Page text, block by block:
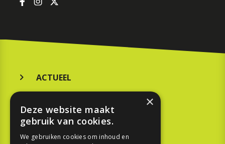
ACTUEEL
KOOPGIDS
TESTEN
×
Deze website maakt
gebruik van cookies.
We gebruiken cookies om inhoud en